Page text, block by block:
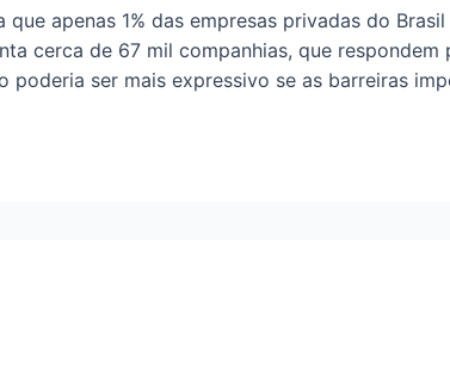
apenas 1% das empresas privadas do
cerca de 67 mil companhias, que
poderia ser mais expressivo se as barreiras